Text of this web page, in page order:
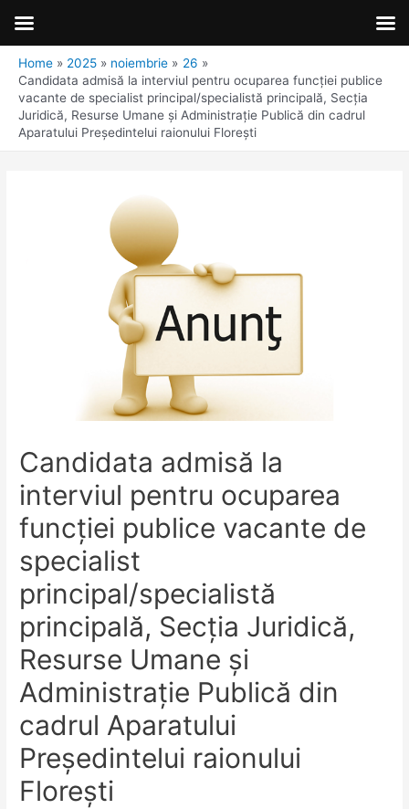
Home 2025 noiembrie
26
Candidata admisă la interviul pentru ocuparea funcției publice
vacante de specialist principal/specialistă principală, Secția
Juridică, Resurse Umane și Administrație Publică din cadrul
Aparatului Președintelui raionului Florești
Candidata admisă la
interviul pentru ocuparea
funcției publice vacante de
specialist
principal/specialistă
principală, Secția Juridică,
Resurse Umane și
Administrație Publică din
cadrul Aparatului
Președintelui raionului
Florești